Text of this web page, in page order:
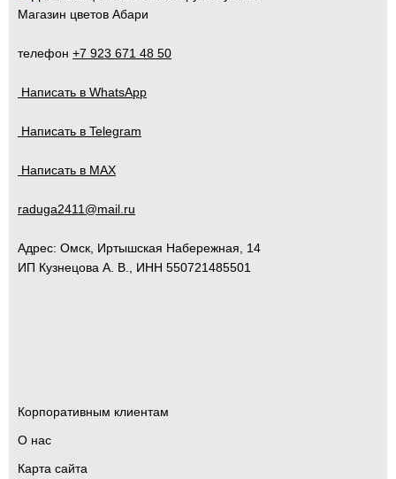
Магазин цветов Абари
телефон +7 923 671 48 50
Написать в WhatsApp
Написать в Telegram
Написать в MAX
raduga2411@mail.ru
Адрес: Омск Иртышская Набережная, 14
ИП Кузнецова А. В., ИНН 550721485501
Корпоративным клиентам
О нас
Карта сайта